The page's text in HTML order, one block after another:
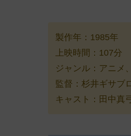
製作年：1985年
上映時間：107分
ジャンル：アニメ
監督：杉井ギサブ
キャスト：田中真